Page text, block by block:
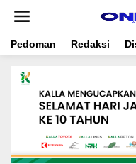
t
Pedoman Redaksi